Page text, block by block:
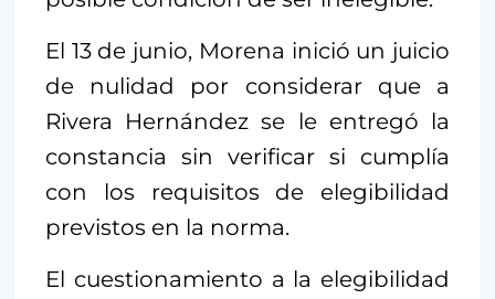
El 13 de junio, Morena inició un juicio
de nulidad por considerar que a
Rivera Hernández se le entregó la
constancia sin verificar si cumplía
con los requisitos de elegibilidad
previstos en la norma.
El cuestionamiento a la elegibilidad